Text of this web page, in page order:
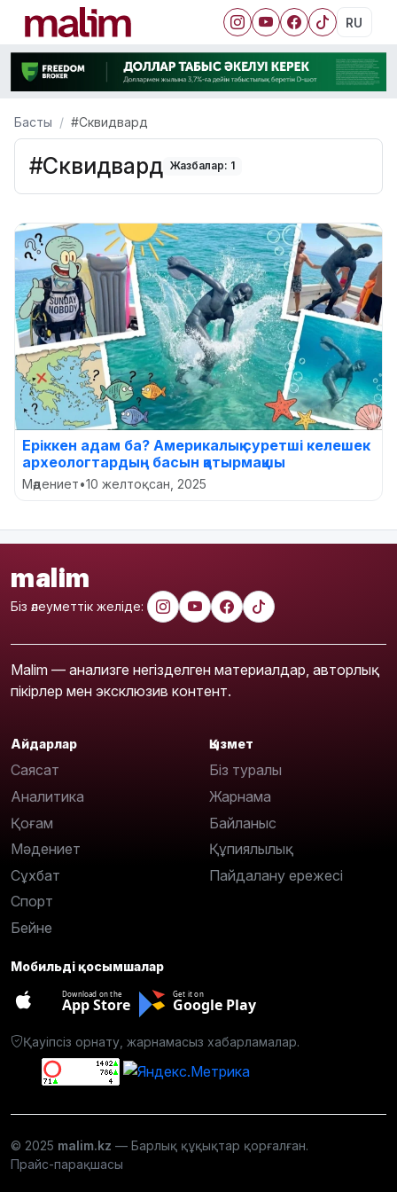
RU
Басты #Сквидвард
#Сквидвард Жазбалар: 1
Еріккен адам ба? Америкалық суретші келешек
археологтардың басын қатырмақшы
Мәдениет•10 желтоқсан, 2025
malim
Біз әлеуметтік желіде:
Malim — анализге негізделген материалдар, авторлық
пікірлер мен эксклюзив контент.
Айдарлар
Саясат
Аналитика
Қоғам
Мәдениет
Сұхбат
Спорт
Бейне
Қызмет
Біз туралы
Жарнама
Байланыс
Құпиялылық
Пайдалану ережесі
Мобильді қосымшалар
Download on the
App Store
Get it on
Google Play
Қауіпсіз орнату, жарнамасыз хабарламалар.
© 2025 malim.kz — Барлық құқықтар қорғалған.
Прайс-парақшасы